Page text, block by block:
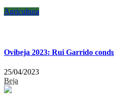
Agricultura
Ovibeja 2023: Rui Garrido
25/04/2023
Beja